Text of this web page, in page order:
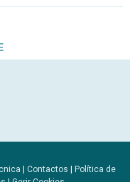
| Contactos | Política de